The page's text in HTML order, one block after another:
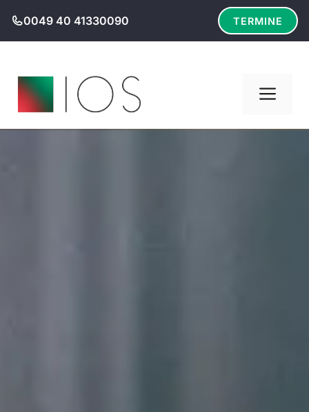
Inhalt
springen
0049 40 41330090 TERMINE